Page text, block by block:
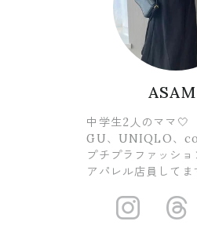
中学生2人のママ🤍
GU、UNIQLO、
プチプラファッシ
アパレル店員してま